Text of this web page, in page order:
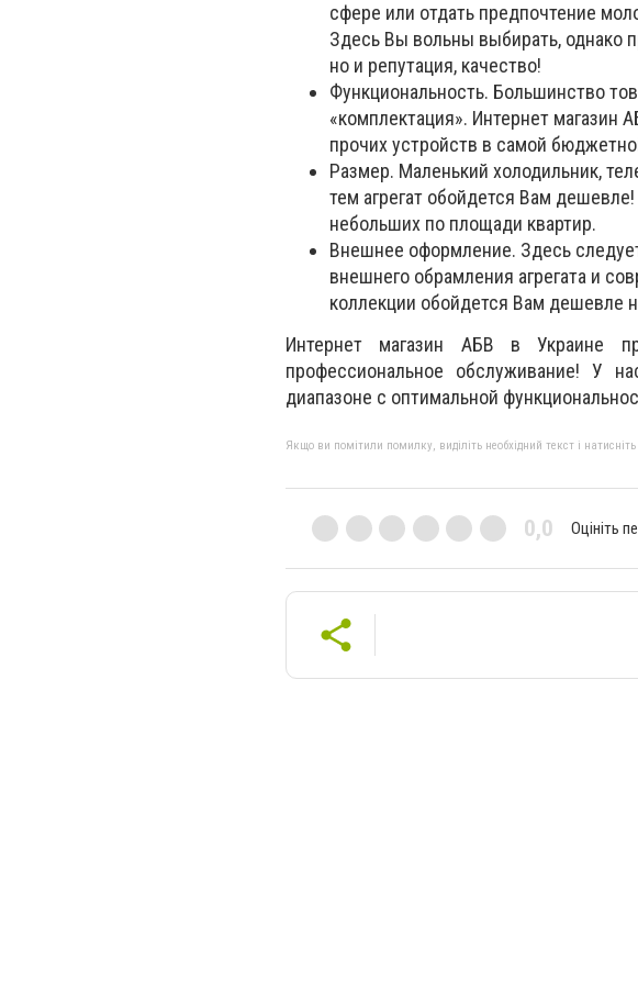
сфере или отдать предпочтение
Здесь Вы вольны выбирать, однако
но и репутация, качество!
Функциональность. Большинство
«комплектация». Интернет магазин
прочих устройств в самой
Размер. Маленький холодильник,
тем агрегат обойдется Вам
небольших по площади квартир.
Внешнее оформление. Здесь
внешнего обрамления агрегата и
коллекции обойдется Вам дешевле
Интернет магазин АБВ в Украине
профессиональное обслуживание! У
диапазоне с оптимальной
Якщо ви помітили помилку, виділіть необхідний текст і
0,0 Оцініть